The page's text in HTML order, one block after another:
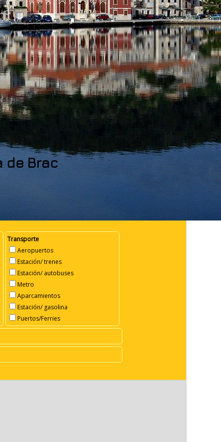
de Brac
Transporte
Aeropuertos
Estación/ trenes
Estación/ autobuses
Metro
Aparcamientos
Estación/ gasolina
Puertos/Ferries